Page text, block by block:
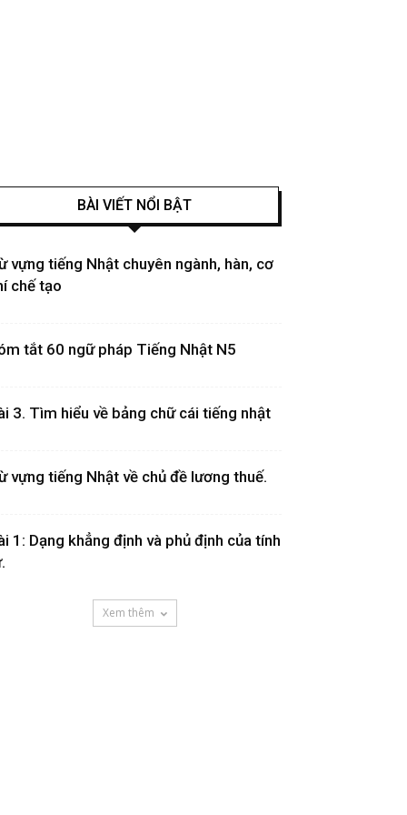
BÀI VIẾT NỔI BẬT
vựng tiếng Nhật chuyên ngành, hàn, cơ
chế tạo
tắt 60 ngữ pháp Tiếng Nhật N5
3. Tìm hiểu về bảng chữ cái tiếng nhật
vựng tiếng Nhật về chủ đề lương thuế.
1: Dạng khẳng định và phủ định của tính
Xem thêm